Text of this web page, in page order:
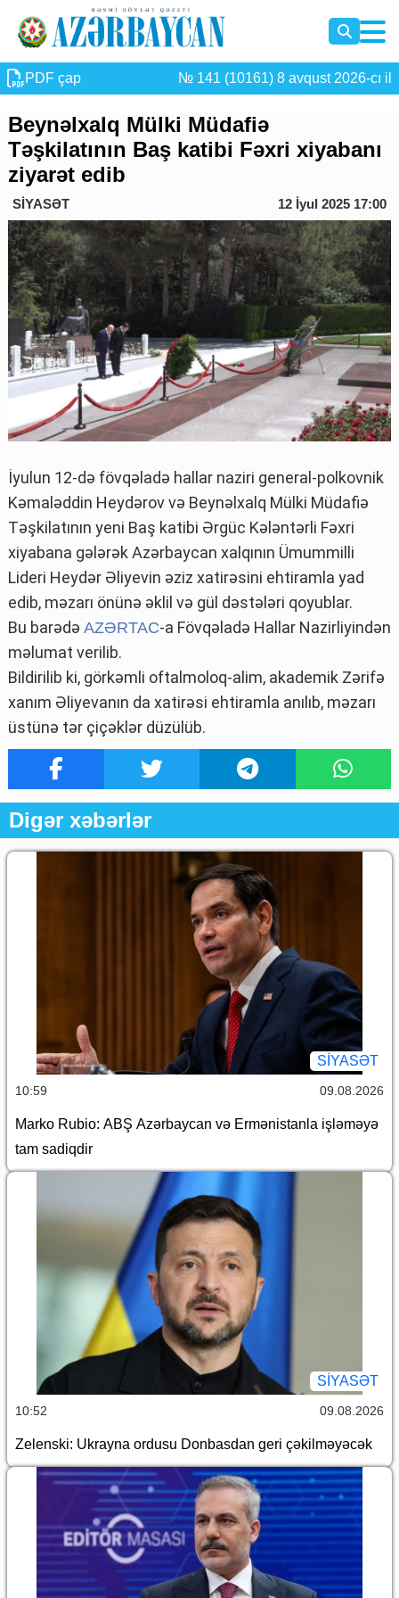
PDF çap № 141 (10161) 8 avqust 2026-cı il
Beynəlxalq Mülki Müdafiə
Təşkilatının Baş katibi Fəxri xiyabanı
ziyarət edib
SİYASƏT 12 İyul 2025 17:00
İyulun 12-də fövqəladə hallar naziri general-polkovnik
Kəmaləddin Heydərov və Beynəlxalq Mülki Müdafiə
Təşkilatının yeni Baş katibi Ərgüc Kələntərli Fəxri
xiyabana gələrək Azərbaycan xalqının Ümummilli
Lideri Heydər Əliyevin əziz xatirəsini ehtiramla yad
edib, məzarı önünə əklil və gül dəstələri qoyublar.
Bu barədə AZƏRTAC-a Fövqəladə Hallar Nazirliyindən
məlumat verilib.
Bildirilib ki, görkəmli oftalmoloq-alim, akademik Zərifə
xanım Əliyevanın da xatirəsi ehtiramla anılıb, məzarı
üstünə tər çiçəklər düzülüb.
Digər xəbərlər
SİYASƏT
10:59 09.08.2026
Marko Rubio: ABŞ Azərbaycan və Ermənistanla işləməyə
tam sadiqdir
SİYASƏT
10:52 09.08.2026
Zelenski: Ukrayna ordusu Donbasdan geri çəkilməyəcək